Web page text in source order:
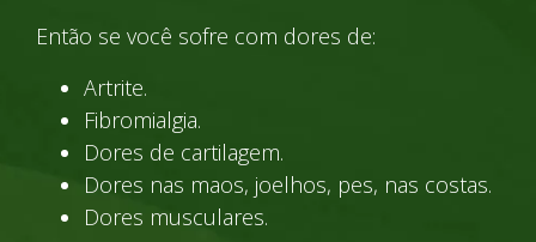
Então se você sofre com dores de:
Artrite.
Fibromialgia.
Dores de cartilagem.
Dores nas maos, joelhos, pes, nas costas.
Dores musculares.